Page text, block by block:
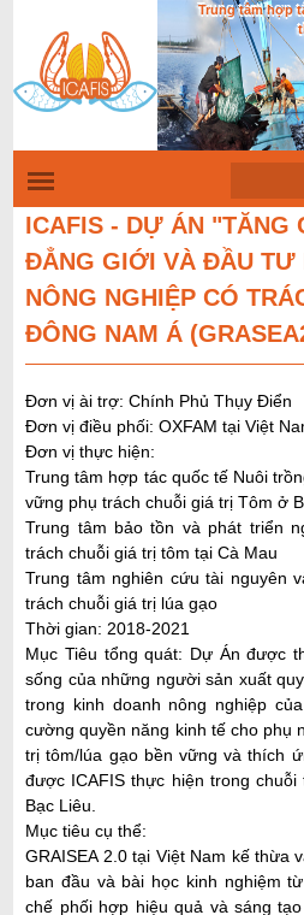
Nhảy
đến
nội
dung
Trung tâm hợp
i
ể
u
m
ẫ
t
m
k
i
ế
ì
m
k
i
ế
m
ICAFIS - DỰ ÁN "TĂNG
ĐẲNG GIỚI VÀ ĐẦU TƯ
NÔNG NGHIỆP CÓ
ĐÔNG NAM Á
Đơn vị ài trợ: Chính Phủ Thụy Điển
Đơn vị điều phối: OXFAM tại Việt
Đơn vị thực hiện:
Trung tâm hợp tác quốc tế Nuôi
vững phụ trách chuỗi giá trị Tôm ở
Trung tâm bảo tồn và phát triển
trách chuỗi giá trị tôm tại Cà Mau
Trung tâm nghiên cứu tài nguyên
trách chuỗi giá trị lúa gạo
Thời gian: 2018-2021
Mục Tiêu tổng quát: Dự Án được
sống của những người sản xuất
trong kinh doanh nông nghiệp
cường quyền năng kinh tế cho phụ
trị tôm/lúa gạo bền vững và thích
được ICAFIS thực hiện trong chuỗi
Bạc Liêu.
Mục tiêu cụ thể:
GRAISEA 2.0 tại Việt Nam kế thừa
ban đầu và bài học kinh nghiệm
chế phối hợp hiệu quả và sáng